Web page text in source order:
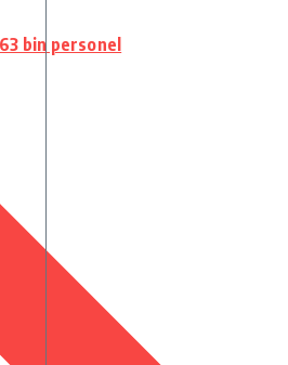
bin personel